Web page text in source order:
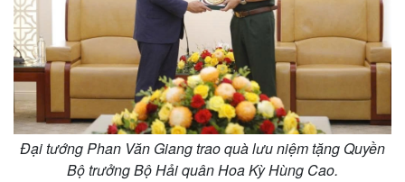
Đại tướng Phan Văn Giang trao quà lưu niệm tặng Quyền
Bộ trưởng Bộ Hải quân Hoa Kỳ Hùng Cao.